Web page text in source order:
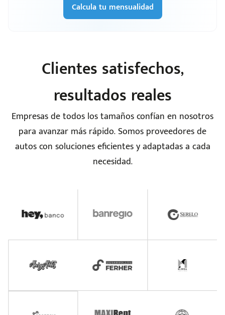
Calcula tu mensualidad
Clientes satisfechos,
resultados reales
Empresas de todos los tamaños confían en nosotros
para avanzar más rápido. Somos proveedores de
autos con soluciones eficientes y adaptadas a cada
necesidad.